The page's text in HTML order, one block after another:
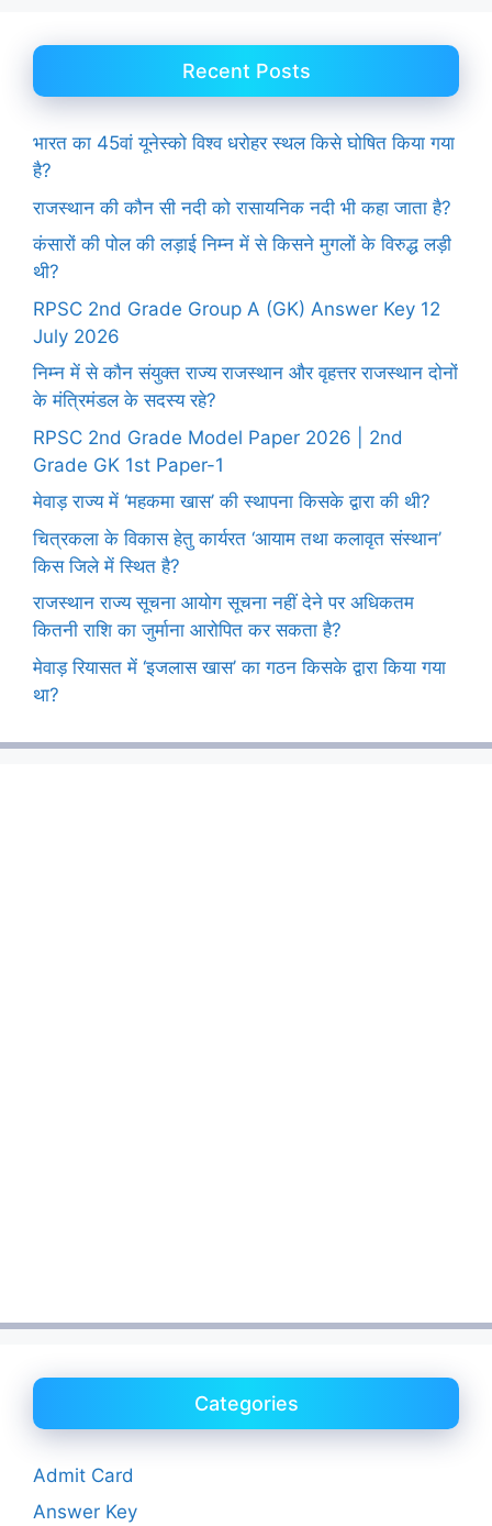
Recent Posts
भारत का 45वां यूनेस्को विश्व धरोहर स्थल किसे घोषित किया गया
है?
राजस्थान की कौन सी नदी को रासायनिक नदी भी कहा जाता है?
कंसारों की पोल की लड़ाई निम्न में से किसने मुगलों के विरुद्ध लड़ी
थी?
RPSC 2nd Grade Group A (GK) Answer Key 12
July 2026
निम्न में से कौन संयुक्त राज्य राजस्थान और वृहत्तर राजस्थान दोनों
के मंत्रिमंडल के सदस्य रहे?
RPSC 2nd Grade Model Paper 2026 | 2nd
Grade GK 1st Paper-1
मेवाड़ राज्य में ‘महकमा खास’ की स्थापना किसके द्वारा की थी?
चित्रकला के विकास हेतु कार्यरत ‘आयाम तथा कलावृत संस्थान’
किस जिले में स्थित है?
राजस्थान राज्य सूचना आयोग सूचना नहीं देने पर अधिकतम
कितनी राशि का जुर्माना आरोपित कर सकता है?
मेवाड़ रियासत में ‘इजलास खास’ का गठन किसके द्वारा किया गया
था?
Categories
Admit Card
Answer Key